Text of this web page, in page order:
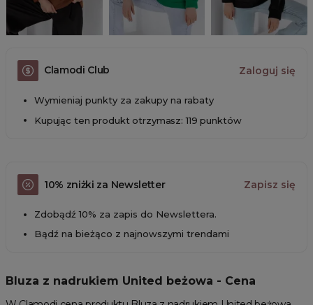
Clamodi Club Zaloguj się
Wymieniaj punkty za zakupy na rabaty
Kupując ten produkt otrzymasz: 119 punktów
10% zniżki za Newsletter Zapisz się
Zdobądź 10% za zapis do Newslettera.
Bądź na bieżąco z najnowszymi trendami
Bluza z nadrukiem United beżowa - Cena